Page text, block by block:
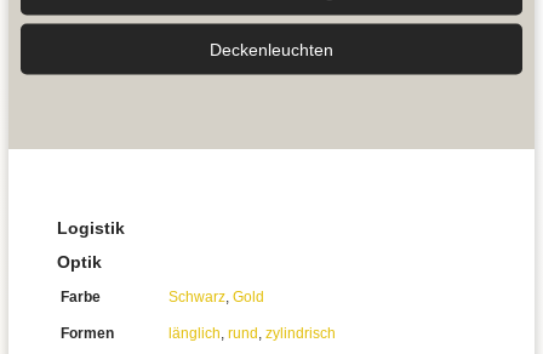
Decken­leuchten
Logistik
Optik
Farbe Schwarz, Gold
Formen länglich, rund , zylindrisch